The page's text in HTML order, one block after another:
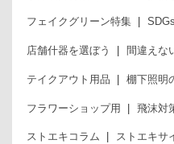
フェイクグリーン特集
店舗什器を選ぼう 間違えな
テイクアウト用品 棚下照明
フラワーショップ用 飛沫対
ストエキコラム ストエキサ